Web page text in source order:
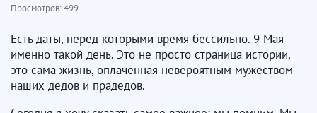
Просмотров:499
Есть даты, перед которыми время бессильно. 9 Мая —
именно такой день. Это не просто страница истории,
это сама жизнь, оплаченная невероятным мужеством
наших дедов и прадедов.